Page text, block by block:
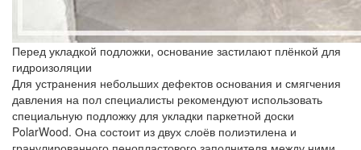
Перед укладкой подложки, основание застилают плёнкой для
гидроизоляции
Для устранения небольших дефектов основания и смягчения
давления на пол специалисты рекомендуют использовать
специальную подложку для укладки паркетной доски
PolarWood. Она состоит из двух слоёв полиэтилена и